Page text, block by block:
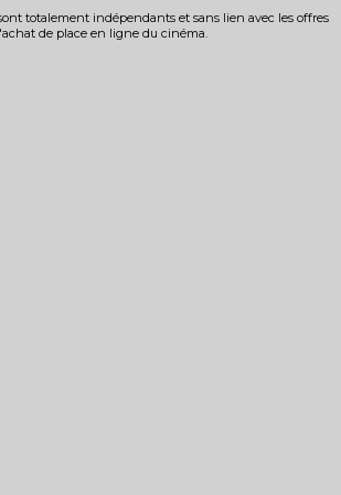
totalement indépendants et sans lien avec les offres
de place en ligne du cinéma.